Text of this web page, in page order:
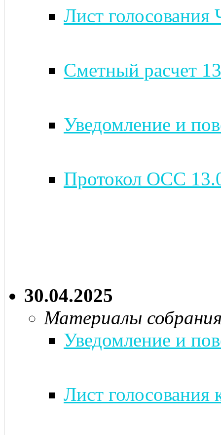
Лист
Сметный расчет
Уведомление и
Протокол ОСС
30.04.2025
Материалы
Уведомление и
Лист